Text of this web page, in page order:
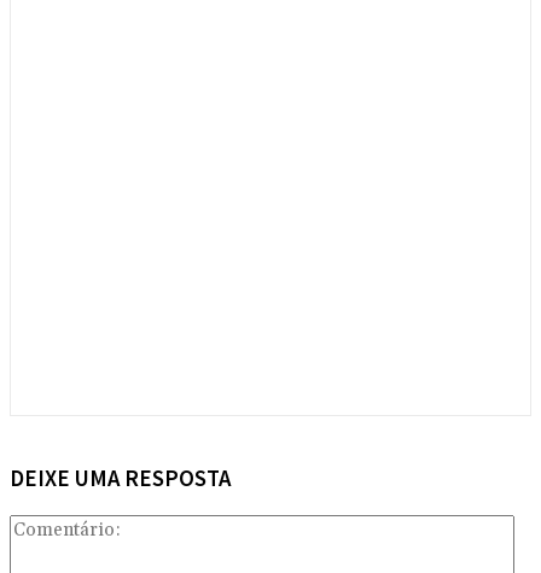
DEIXE UMA RESPOSTA